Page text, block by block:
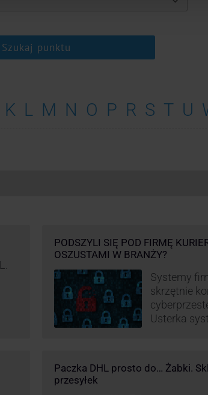
Szukaj punktu
K L M N O P R S T U
PODSZYLI SIĘ POD FIRMĘ
OSZUSTAMI W BRANŻY?
Systemy
skrzętnie
Usterka
oszukać
Paczka DHL prosto do… Żabki.
przesyłek